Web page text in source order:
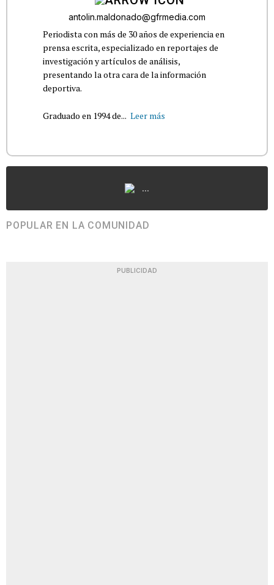
antolin.maldonado@gfrmedia.com
Periodista con más de 30 años de experiencia en
prensa escrita, especializado en reportajes de
investigación y artículos de análisis,
presentando la otra cara de la información
deportiva.
Graduado en 1994 de... Leer más
...
POPULAR EN LA COMUNIDAD
PUBLICIDAD